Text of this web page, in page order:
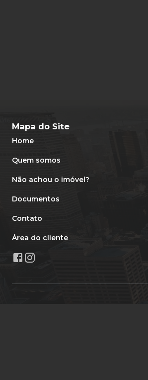
Mapa do Site
Home
Quem somos
Não achou o imóvel?
Documentos
Contato
Área do cliente